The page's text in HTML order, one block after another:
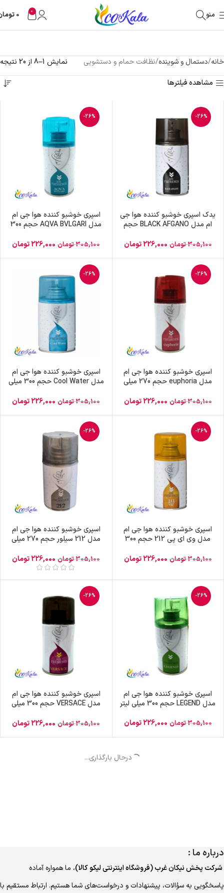
منو 0
0
خانه دستمال و شوینده نظافت حمام و دستشویی
نمایش 1–8 از 20 نتیجه
مشاهده فیلترها
-26%
یدک اسپری خوشبو کننده هوا جی
ام مدل BLACK AFGANO حجم
305,100تومان 226,000تومان
-26%
اسپری خوشبو کننده هوا جی ام
مدل AQVA BVLGARI حجم 300
305,100تومان 226,000تومان
-26%
اسپری خوشبو کننده هوا جی ام
مدل euphoria حجم 270 میلی
305,100تومان 226,000تومان
-26%
اسپری خوشبو کننده هوا جی ام
مدل Cool Water حجم 300 میلی
305,100تومان 226,000تومان
-26%
اسپری خوشبو کننده هوا جی ام
مدل وی ای پی 212 حجم 300
305,100تومان 226,000تومان
-26%
اسپری خوشبو کننده هوا جی ام
مدل 212 سیلور حجم 270 میلی
305,100تومان 226,000تومان
-26%
اسپری خوشبو کننده هوا جی ام
مدل LEGEND حجم 300 میلی لیتر
305,100تومان 226,000تومان
-26%
اسپری خوشبو کننده هوا جی ام
مدل VERSACE حجم 300 میلی
305,100تومان 226,000تومان
درحال بارگذاری...
درباره ما :
شرکت پخش نیکان غرب (فروشگاه اینترنتی لیکو کالا)، ما همواره آماده
پاسخگویی به سؤالات، پیشنهادات و درخواست‌های شما هستیم. ارتباط مستقیم با